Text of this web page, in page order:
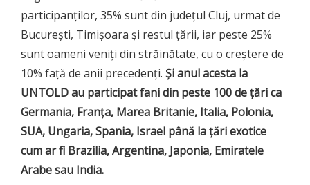
participanților, 35% sunt din județul Cluj, urmat de
București, Timișoara și restul țării, iar peste 25%
sunt oameni veniți din străinătate, cu o creștere de
10% față de anii precedenți. Și anul acesta la
UNTOLD au participat fani din peste 100 de țări ca
Germania, Franța, Marea Britanie, Italia, Polonia,
SUA, Ungaria, Spania, Israel până la țări exotice
cum ar fi Brazilia, Argentina, Japonia, Emiratele
Arabe sau India.